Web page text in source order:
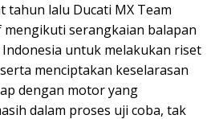
tahun lalu Ducati MX Team
serangkaian balapan
untuk melakukan riset
menciptakan keselarasan
dengan motor yang
dalam proses uji coba, tak